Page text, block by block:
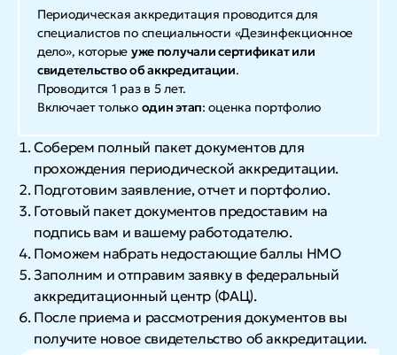
Периодическая аккредитация проводится для
специалистов по специальности «Дезинфекционное
дело», которые уже получали сертификат или
свидетельство об аккредитации.
Проводится 1 раз в 5 лет.
Включает только один этап: оценка портфолио
Соберем полный пакет документов для
прохождения периодической аккредитации.
Подготовим заявление, отчет и портфолио.
Готовый пакет документов предоставим на
подпись вам и вашему работодателю.
Поможем набрать недостающие баллы НМО
Заполним и отправим заявку в федеральный
аккредитационный центр (ФАЦ).
После приема и рассмотрения документов вы
получите новое свидетельство об аккредитации.